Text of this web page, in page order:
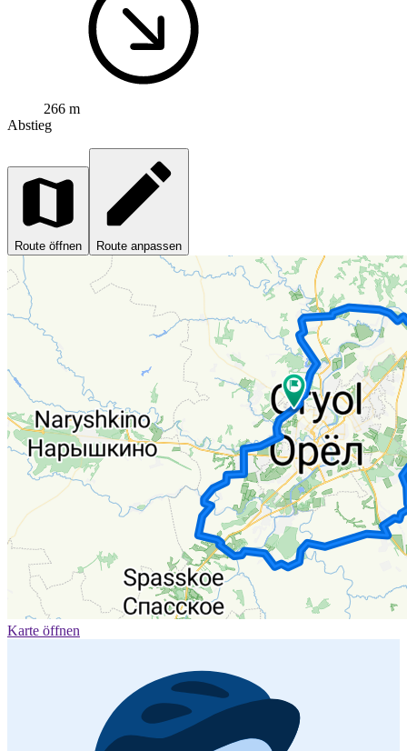
266 m
Abstieg
Route öffnen Route anpassen
Karte öffnen